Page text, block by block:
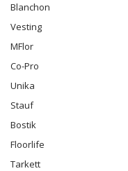
Blanchon
Vesting
MFlor
Co-Pro
Unika
Stauf
Bostik
Floorlife
Tarkett